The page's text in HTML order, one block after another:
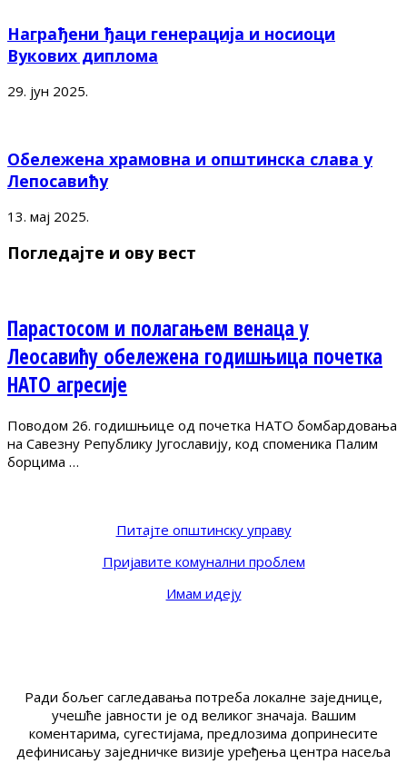
Награђени ђаци генерација и носиоци
Вукових диплома
29. јун 2025.
Обележена храмовна и општинска слава у
Лепосавићу
13. мај 2025.
Погледајте и ову вест
Парастосом и полагањем венаца у
Леосавићу обележена годишњица почетка
НАТО агресије
Поводом 26. годишњице од почетка НАТО бомбардовања
на Савезну Републику Југославију, код споменика Палим
борцима …
Питајте општинску управу
Пријавите комунални проблем
Имам идеју
Ради бољег сагледавања потреба локалне заједнице,
учешће јавности је од великог значаја. Вашим
коментарима, сугестијама, предлозима допринесите
дефинисању заједничке визије уређења центра насеља